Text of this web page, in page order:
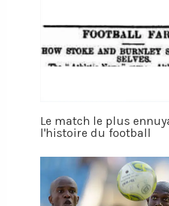
Le match le plus
l'histoire du football